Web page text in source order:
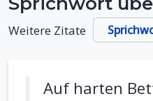
Weitere Zitate
Auf harten